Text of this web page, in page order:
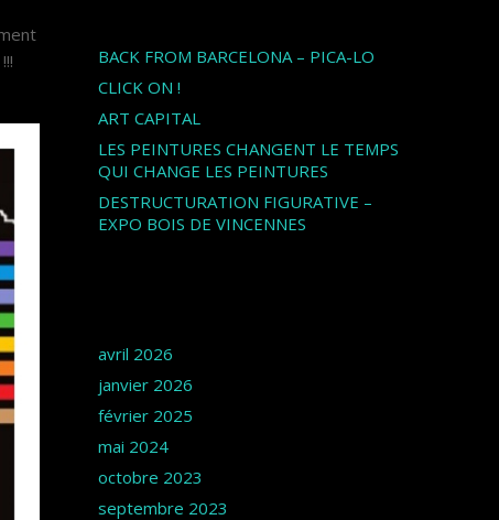
BACK FROM BARCELONA – PICA-LO
CLICK ON !
ART CAPITAL
LES PEINTURES CHANGENT LE TEMPS
QUI CHANGE LES PEINTURES
DESTRUCTURATION FIGURATIVE –
EXPO BOIS DE VINCENNES
avril 2026
janvier 2026
février 2025
mai 2024
octobre 2023
septembre 2023